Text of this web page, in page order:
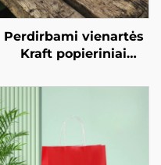
Perdirbami vienartės
Kraft popieriniai
snekso, sushio, pizzo,
duonos, konfekcijų ir
šokolado patiekalams